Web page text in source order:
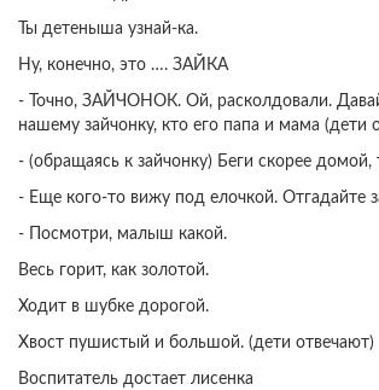
Ты детеныша узнай-ка.
Ну, конечно, это …. ЗАЙКА
- Точно, ЗАЙЧОНОК. Ой, расколдовали.
нашему зайчонку, кто его папа и мама (дети
- (обращаясь к зайчонку) Беги скорее
- Еще кого-то вижу под елочкой. Отгадайте
- Посмотри, малыш какой.
Весь горит, как золотой.
Ходит в шубке дорогой.
Хвост пушистый и большой. (дети отвечают)
Воспитатель достает лисенка